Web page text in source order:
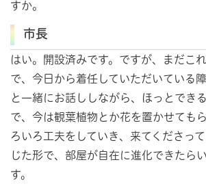
すか。
市長
はい。開設済みです。ですが、まだこ
で、今日から着任していただいている
と一緒にお話ししながら、ほっとでき
で、今は観葉植物とか花を置かせても
ろいろ工夫をしていき、来てくださっ
じた形で、部屋が自在に進化できたら
す。